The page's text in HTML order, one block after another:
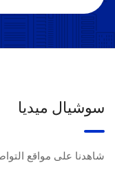
سوشيال ميديا
شاهدنا على مواقع